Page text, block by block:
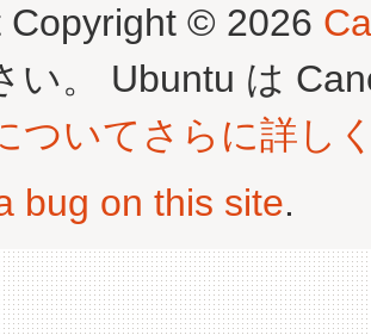
Copyright © 2026
い。 Ubuntu は
ついてさらに詳し
bug on this site.